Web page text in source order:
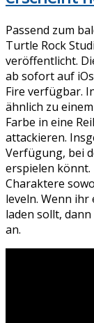
Passend zum
Turtle Rock
veröffentlicht.
ab sofort auf
Fire verfügbar.
ähnlich zu
Farbe in eine
attackieren.
Verfügung, bei
erspielen
Charaktere
leveln. Wenn ihr
laden sollt,
an.